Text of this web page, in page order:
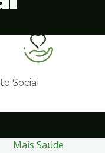
Ilustração
da
pagina
Social
Mais Saúde